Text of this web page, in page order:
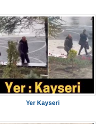
Yer Kayseri